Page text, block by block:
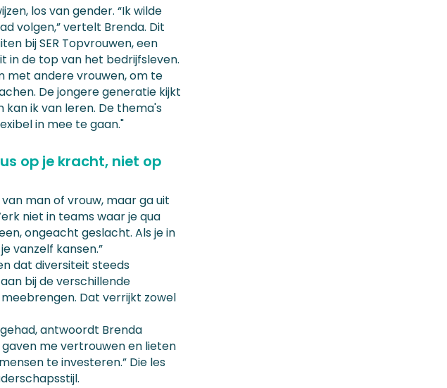
los van gender. “Ik wilde
volgen,” vertelt Brenda. Dit
bij SER Topvrouwen, een
in de top van het bedrijfsleven.
met andere vrouwen, om te
De jongere generatie kijkt
kan ik van leren. De thema's
in mee te gaan."
op je kracht, niet op
man of vrouw, maar ga uit
niet in teams waar je qua
ongeacht geslacht. Als je in
vanzelf kansen.”
dat diversiteit steeds
bij de verschillende
Dat verrijkt zowel
antwoordt Brenda
gaven me vertrouwen en lieten
te investeren.” Die les